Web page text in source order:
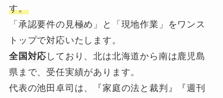
す。
「承認要件の見極め」と「現地作業」をワンス
トップで対応いたします。
全国対応 しており、北は北海道から南は鹿児島
県まで、受任実績があります。
代表の池田卓司は、『家庭の法と裁判』『週刊